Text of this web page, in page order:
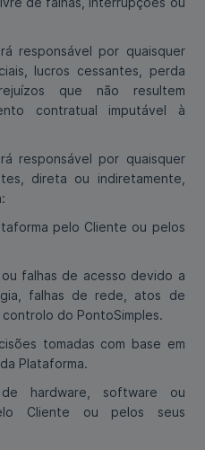
responsável por quaisquer
lucros cessantes, perda
que não resultem
contratual imputável à
responsável por quaisquer
direta ou indiretamente,
pelo Cliente ou pelos
falhas de acesso devido a
falhas de rede, atos de
do PontoSimples.
tomadas com base em
Plataforma.
hardware, software ou
Cliente ou pelos seus